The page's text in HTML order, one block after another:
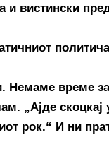
и вистински
Немаме време
„Ајде
рок.“ И ни